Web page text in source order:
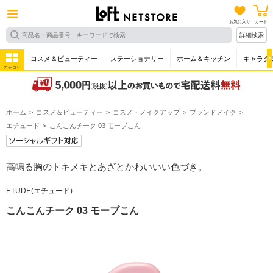
お気に入り カート
詳細検索
カテゴリ
コスメ＆ビューティー ステーショナリー ホーム＆キッチン キャラク
ホーム コスメ＆ビューティー コスメ・メイクアップ
ブランドメイク
エチュード
こんこんチーク 03 モーブこん
高鳴る胸のトキメキとあざとかわいいい色づき。
ETUDE(エチュード)
こんこんチーク 03 モーブこん